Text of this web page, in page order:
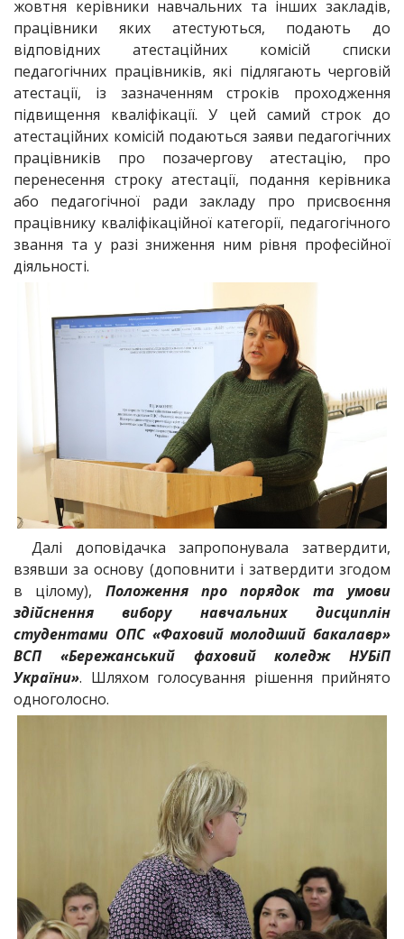
жовтня керівники навчальних та інших закладів,
працівники яких атестуються, подають до
відповідних атестаційних комісій списки
педагогічних працівників, які підлягають черговій
атестації, із зазначенням строків проходження
підвищення кваліфікації. У цей самий строк до
атестаційних комісій подаються заяви педагогічних
працівників про позачергову атестацію, про
перенесення строку атестації, подання керівника
або педагогічної ради закладу про присвоєння
працівнику кваліфікаційної категорії, педагогічного
звання та у разі зниження ним рівня професійної
діяльності.
Далі доповідачка запропонувала затвердити,
взявши за основу (доповнити і затвердити згодом
в цілому), Положення про порядок та умови
здійснення вибору навчальних дисциплін
студентами ОПС «Фаховий молодший бакалавр»
ВСП «Бережанський фаховий коледж НУБіП
України». Шляхом голосування рішення прийнято
одноголосно.